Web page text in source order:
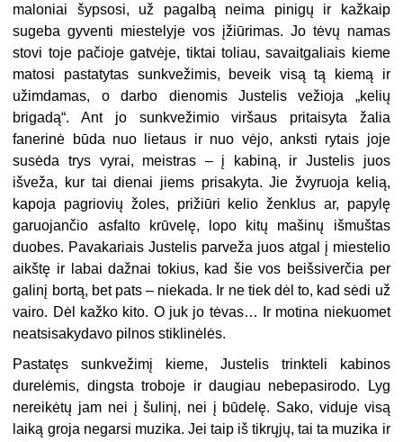
maloniai šypsosi, už pagalbą neima pinigų ir kažkaip
sugeba gyventi miestelyje vos įžiūrimas. Jo tėvų namas
stovi toje pačioje gatvėje, tiktai toliau, savaitgaliais kieme
matosi pastatytas sunkvežimis, beveik visą tą kiemą ir
užimdamas, o darbo dienomis Justelis vežioja „kelių
brigadą“. Ant jo sunkvežimio viršaus pritaisyta žalia
fanerinė būda nuo lietaus ir nuo vėjo, anksti rytais joje
susėda trys vyrai, meistras – į kabiną, ir Justelis juos
išveža, kur tai dienai jiems prisakyta. Jie žvyruoja kelią,
kapoja pagriovių žoles, prižiūri kelio ženklus ar, papylę
garuojančio asfalto krūvelę, lopo kitų mašinų išmuštas
duobes. Pavakariais Justelis parveža juos atgal į miestelio
aikštę ir labai dažnai tokius, kad šie vos beišsiverčia per
galinį bortą, bet pats – niekada. Ir ne tiek dėl to, kad sėdi už
vairo. Dėl kažko kito. O juk jo tėvas… Ir motina niekuomet
neatsisakydavo pilnos stiklinėlės.
Pastatęs sunkvežimį kieme, Justelis trinkteli kabinos
durelėmis, dingsta troboje ir daugiau nebepasirodo. Lyg
nereikėtų jam nei į šulinį, nei į būdelę. Sako, viduje visą
laiką groja negarsi muzika. Jei taip iš tikrųjų, tai ta muzika ir